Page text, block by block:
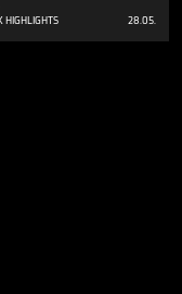
HIGHLIGHTS 28.05.